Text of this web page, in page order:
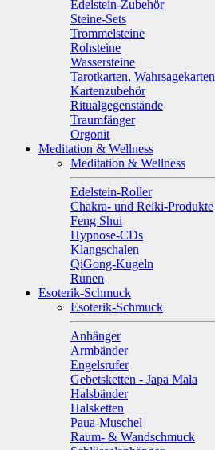
Edelstein-Zubehör
Steine-Sets
Trommelsteine
Rohsteine
Wassersteine
Tarotkarten, Wahrsagekarten
Kartenzubehör
Ritualgegenstände
Traumfänger
Orgonit
Meditation & Wellness
Meditation & Wellness
Edelstein-Roller
Chakra- und Reiki-Produkte
Feng Shui
Hypnose-CDs
Klangschalen
QiGong-Kugeln
Runen
Esoterik-Schmuck
Esoterik-Schmuck
Anhänger
Armbänder
Engelsrufer
Gebetsketten - Japa Mala
Halsbänder
Halsketten
Paua-Muschel
Raum- & Wandschmuck